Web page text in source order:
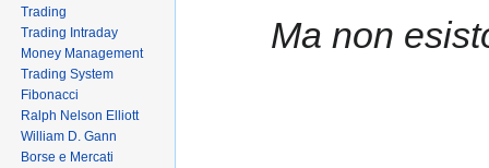
Ma non
Trading
Trading Intraday
Money Management
Trading System
Fibonacci
Ralph Nelson Elliott
William D. Gann
Borse e Mercati